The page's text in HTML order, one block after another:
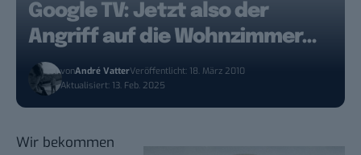
Google TV: Jetzt also der
Angriff auf die Wohnzimmer…
vonAndré VatterVeröffentlicht: 18. März 2010
Aktualisiert: 13. Feb. 2025
Wir bekommen